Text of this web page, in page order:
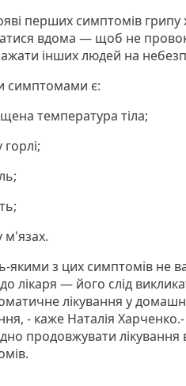
перших симптомів
вдома — щоб не
інших людей на
симптомами є:
температура тіла;
горлі;
м'язах.
якими з цих симптомів не
до лікаря — його слід
лікування у
- каже Наталія
продовжувати